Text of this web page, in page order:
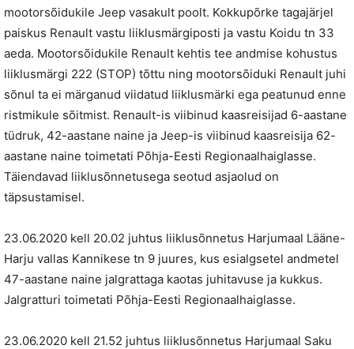
mootorsõidukile Jeep vasakult poolt. Kokkupõrke tagajärjel
paiskus Renault vastu liiklusmärgiposti ja vastu Koidu tn 33
aeda. Mootorsõidukile Renault kehtis tee andmise kohustus
liiklusmärgi 222 (STOP) tõttu ning mootorsõiduki Renault juhi
sõnul ta ei märganud viidatud liiklusmärki ega peatunud enne
ristmikule sõitmist. Renault-is viibinud kaasreisijad 6-aastane
tüdruk, 42-aastane naine ja Jeep-is viibinud kaasreisija 62-
aastane naine toimetati Põhja-Eesti Regionaalhaiglasse.
Täiendavad liiklusõnnetusega seotud asjaolud on
täpsustamisel.
23.06.2020 kell 20.02 juhtus liiklusõnnetus Harjumaal Lääne-
Harju vallas Kannikese tn 9 juures, kus esialgsetel andmetel
47-aastane naine jalgrattaga kaotas juhitavuse ja kukkus.
Jalgratturi toimetati Põhja-Eesti Regionaalhaiglasse.
23.06.2020 kell 21.52 juhtus liiklusõnnetus Harjumaal Saku